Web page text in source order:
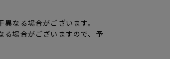
なる場合がございます。
場合がございますので、予